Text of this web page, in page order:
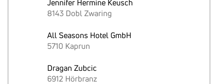
Jennifer Hermine Keusch
8143 Dobl Zwaring
All Seasons Hotel GmbH
5710 Kaprun
Dragan Zubcic
6912 Hörbranz